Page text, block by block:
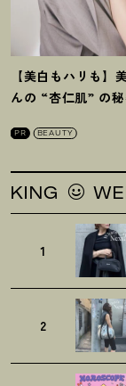
【美白もハリも】
んの “杏仁肌” の
PR BEAUTY
WEEKLY
1
2